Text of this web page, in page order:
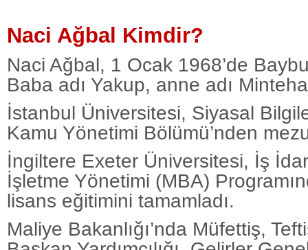
Naci Ağbal Kimdir?
Naci Ağbal, 1 Ocak 1968’de
Baba adı Yakup, anne adı
İstanbul Üniversitesi, Siyasal
Kamu Yönetimi Bölümü’nden
İngiltere Exeter Üniversitesi, İş
İşletme Yönetimi (MBA)
lisans eğitimini tamamladı.
Maliye Bakanlığı’nda Müfettiş,